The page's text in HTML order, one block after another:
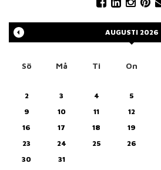
AUGUSTI 2026
Sö Må Ti On
2
3 4 5
9
10 11 12
16
17 18 19
23
24 25 26
30
31